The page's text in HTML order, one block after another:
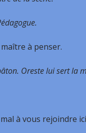
à penser.
Oreste lui sert la
à vous rejoindre